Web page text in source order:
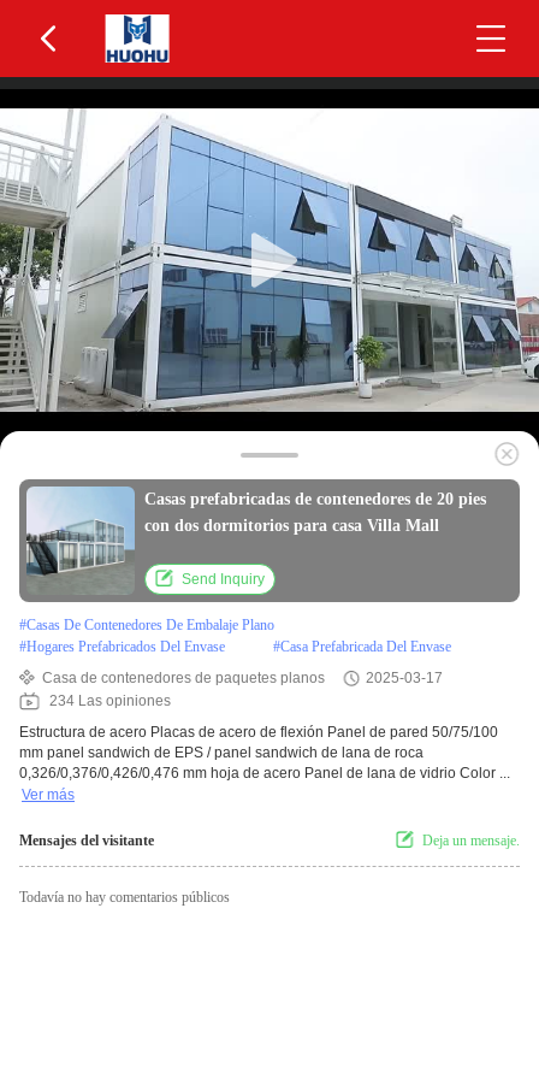
Casas prefabricadas de contenedores de 20 pies
con dos dormitorios para casa Villa Mall
Send Inquiry
#Casas De Contenedores De Embalaje Plano
#Hogares Prefabricados Del Envase #Casa Prefabricada Del Envase
Casa de contenedores de paquetes planos
2025-03-17
234 Las opiniones
Estructura de acero Placas de acero de flexión Panel de pared 50/75/100
mm panel sandwich de EPS / panel sandwich de lana de roca
0,326/0,376/0,426/0,476 mm hoja de acero Panel de lana de vidrio Color ...
Ver más
Mensajes del visitante Deja un mensaje.
Todavía no hay comentarios públicos